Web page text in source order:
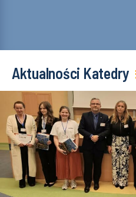
Aktualności Katedry